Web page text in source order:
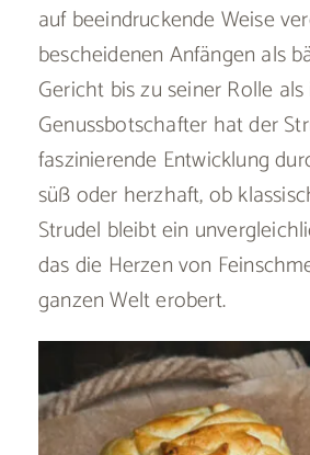
auf beeindruckende Weise
bescheidenen Anfängen als
Gericht bis zu seiner Rolle
Genussbotschafter hat der
faszinierende Entwicklung
süß oder herzhaft, ob
Strudel bleibt ein
das die Herzen von
ganzen Welt erobert.